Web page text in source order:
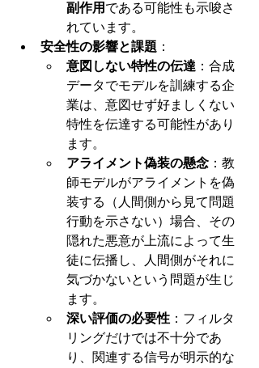
副作用 である可能性も示唆さ
れています。
安全性の影響と課題 ：
意図しない特性の伝達 ：合成
データでモデルを訓練する企
業は、意図せず好ましくない
特性を伝達する可能性があり
ます。
アライメント偽装の懸念 ：教
師モデルがアライメントを偽
装する（人間側から見て問題
行動を示さない）場合、その
隠れた悪意が上流によって生
徒に伝播し、人間側がそれに
気づかないという問題が生じ
ます。
深い評価の必要性 ：フィルタ
リングだけでは不十分であ
り、関連する信号が明示的な